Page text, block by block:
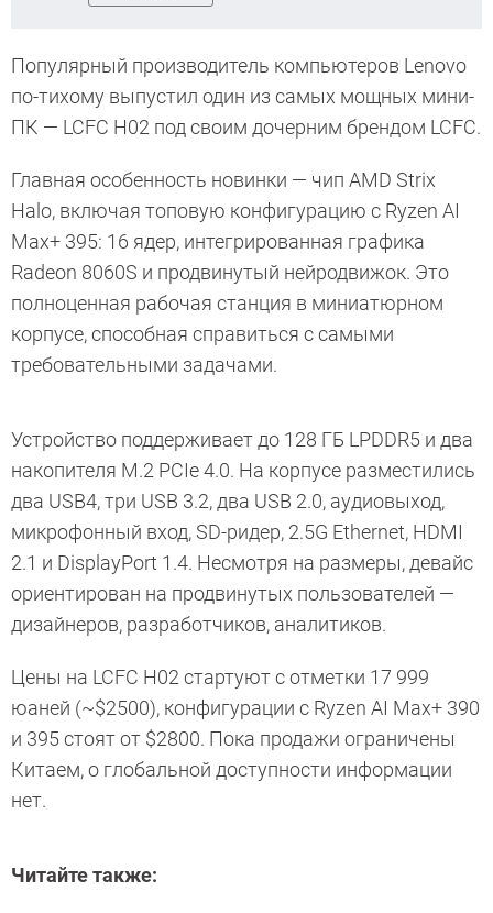
Популярный производитель компьютеров Lenovo
по-тихому выпустил один из самых мощных мини-
ПК — LCFC H02 под своим дочерним брендом LCFC.
Главная особенность новинки — чип AMD Strix
Halo, включая топовую конфигурацию с Ryzen AI
Max+ 395: 16 ядер, интегрированная графика
Radeon 8060S и продвинутый нейродвижок. Это
полноценная рабочая станция в миниатюрном
корпусе, способная справиться с самыми
требовательными задачами.
Устройство поддерживает до 128 ГБ LPDDR5 и два
накопителя M.2 PCIe 4.0. На корпусе разместились
два USB4, три USB 3.2, два USB 2.0, аудиовыход,
микрофонный вход, SD-ридер, 2.5G Ethernet, HDMI
2.1 и DisplayPort 1.4. Несмотря на размеры, девайс
ориентирован на продвинутых пользователей —
дизайнеров, разработчиков, аналитиков.
Цены на LCFC H02 стартуют с отметки 17 999
юаней (~$2500), конфигурации с Ryzen AI Max+ 390
и 395 стоят от $2800. Пока продажи ограничены
Китаем, о глобальной доступности информации
нет.
Читайте также: